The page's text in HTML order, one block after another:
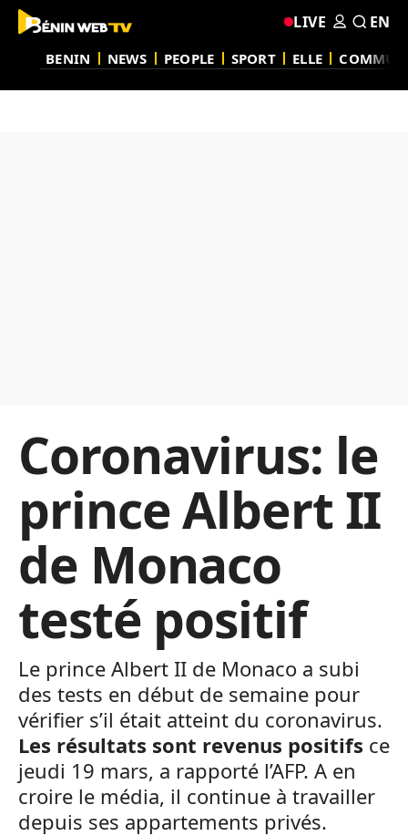
BENIN NEWS PEOPLE SPORT ELLE
LIVE EN
Coronavirus: le
prince Albert II
de Monaco
testé positif
Le prince Albert II de Monaco a subi
des tests en début de semaine pour
vérifier s’il était atteint du coronavirus.
Les résultats sont revenus positifs ce
jeudi 19 mars, a rapporté l’AFP. A en
croire le média, il continue à travailler
depuis ses appartements privés.